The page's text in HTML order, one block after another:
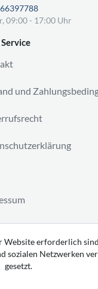
09:00 - 17:00 Uhr
und
widerrufen
erforderlich
Netzwerken
gesetzt.